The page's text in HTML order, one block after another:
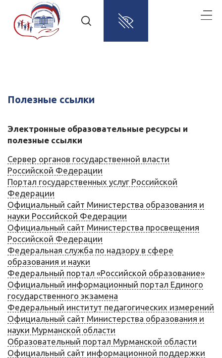
Полезные ссылки
Электронные образовательные ресурсы и
полезные ссылки
Сервер органов государственной власти
Российской Федерации
Портал государственных услуг Российской
Федерации
Официальный сайт Министерства образования и
науки Российской Федерации
Официальный сайт Министерства просвещения
Российской Федерации
Федеральная служба по надзору в сфере
образования и науки
Федеральный портал «Российской образование»
Официальный информационный портал Единого
государственного экзамена
Федеральный институт педагогических измерений
Официальный сайт Министерства образования и
науки Мурманской области
Образовательный портал Мурманской области
Официальный сайт информационной поддержки